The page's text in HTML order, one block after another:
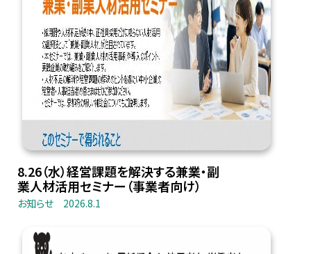
8.26（水）経営課題を解決する兼業・副
業人材活用セミナー（事業者向け）
お知らせ 2026.8.1